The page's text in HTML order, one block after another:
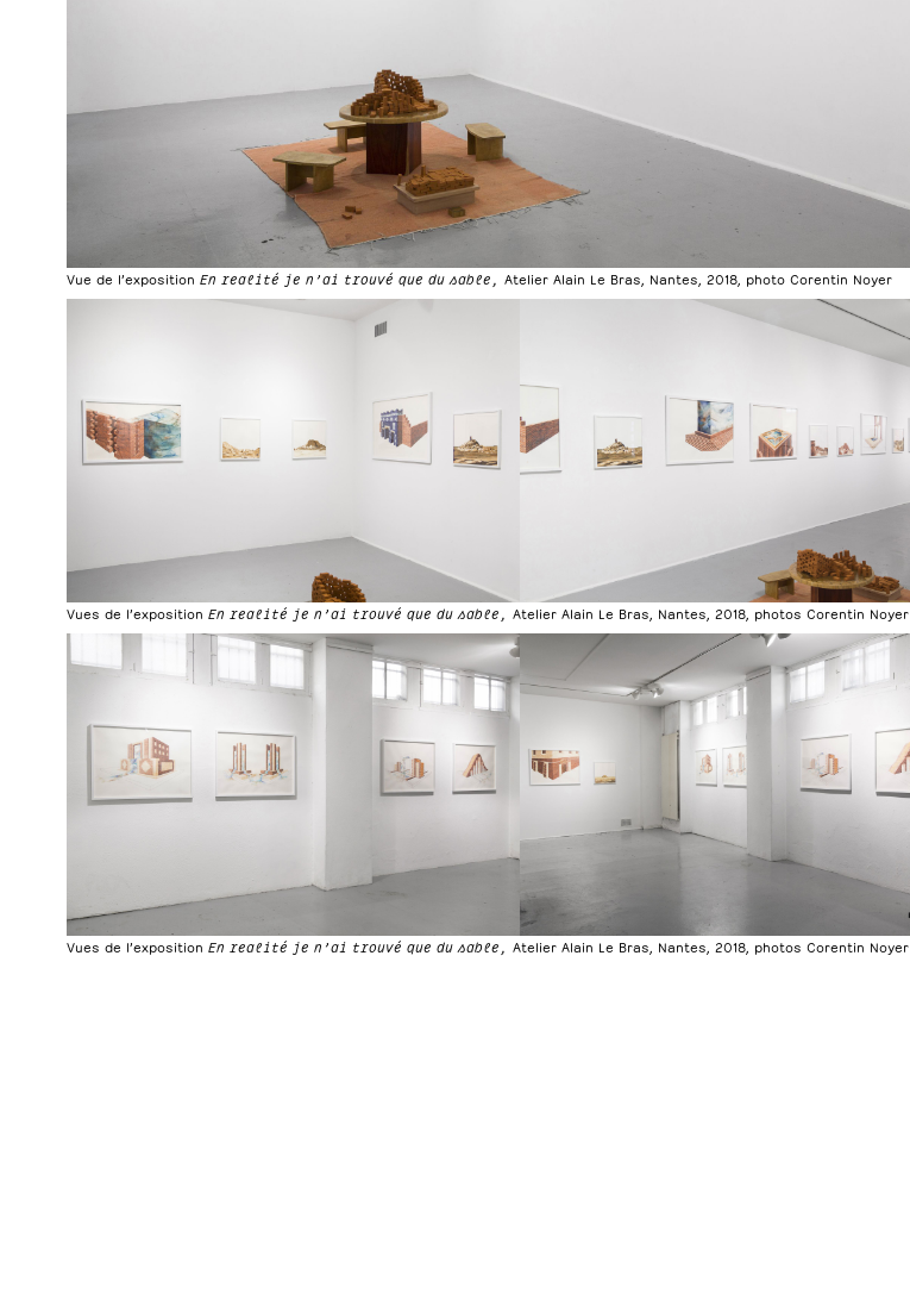
Vue de l’exposition En realité je n’ai trouvé que du sable, Atelier Alain Le Bras, Nantes, 2018, photo Corentin Noyer
Vues de l’exposition En realité je n’ai trouvé que du sable, Atelier Alain Le Bras, Nantes, 2018, photos Corentin Noyer
Vues de l’exposition En realité je n’ai trouvé que du sable, Atelier Alain Le Bras, Nantes, 2018, photos Corentin Noyer